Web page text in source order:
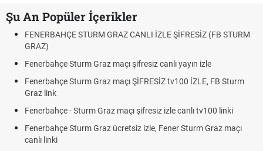
Şu An Popüler İçerikler
FENERBAHÇE STURM GRAZ CANLI İZLE ŞİFRESİZ (FB STURM
GRAZ)
Fenerbahçe Sturm Graz maçı şifresiz canlı yayın izle
Fenerbahçe Sturm Graz maçı ŞİFRESİZ tv100 İZLE, FB Sturm
Graz link
Fenerbahçe - Sturm Graz maçı şifresiz izle canlı tv100 linki
Fenerbahçe Sturm Graz ücretsiz izle, Fener Sturm Graz maçı
canlı linki